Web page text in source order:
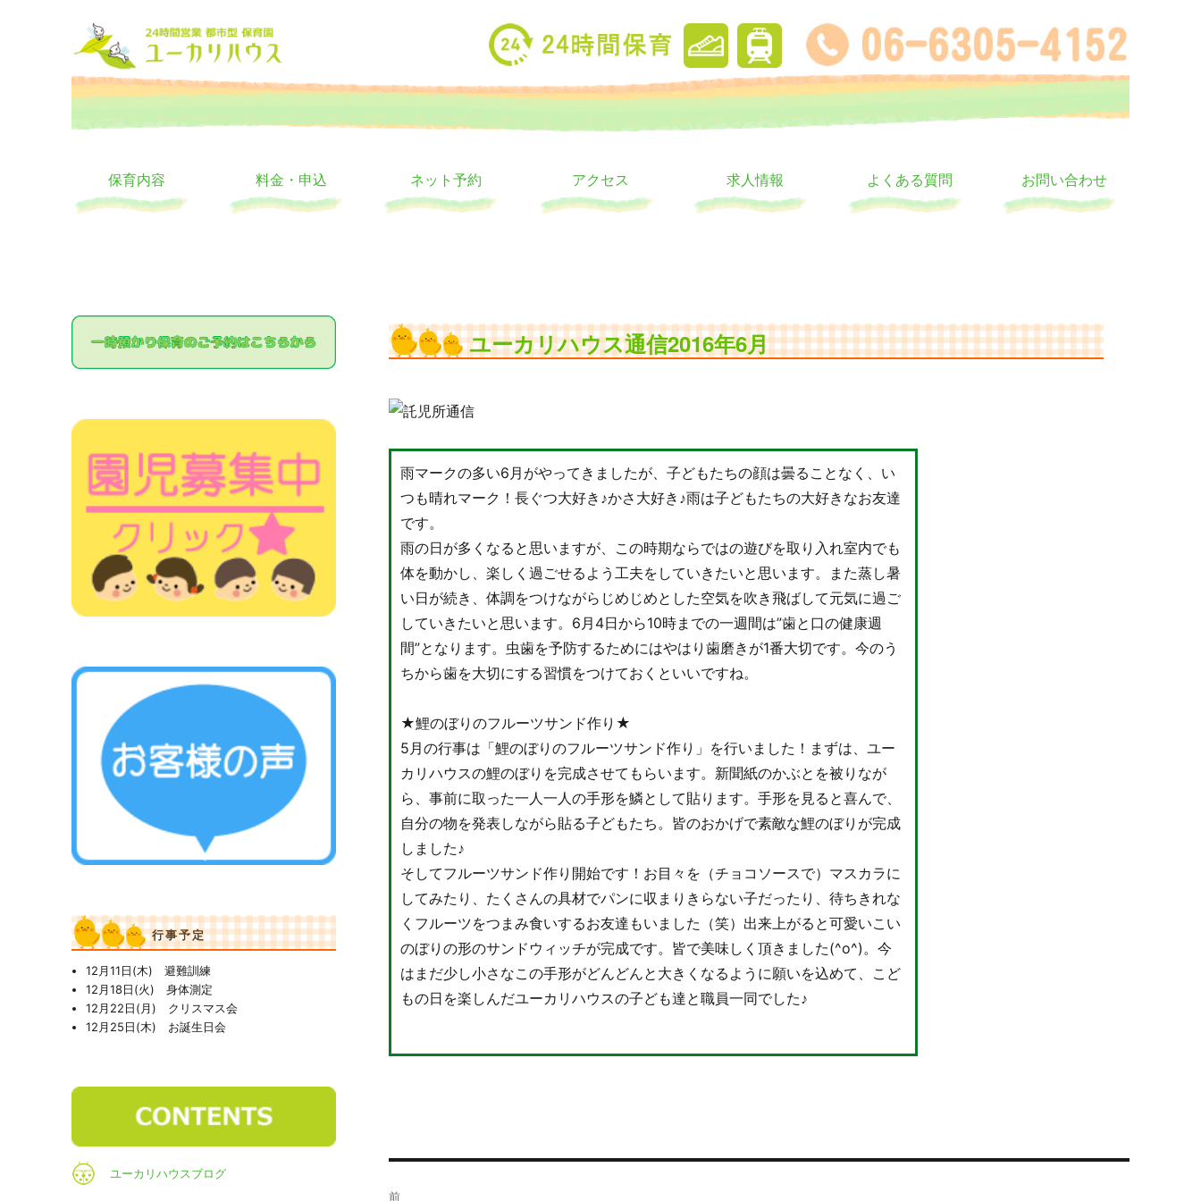
24時間託児所 ユーカリハウス
大阪の24時間託児所 ユーカリハウス 月極 一時保育 一時預かり
保育内容 料金・申込 ネット予約 アクセス 求人情報 よくある質問 お問い合わせ
ユーカリハウス通信2016年6月
雨マークの多い6月がやってきましたが、子どもたちの顔は曇ることなく、い
つも晴れマーク！長ぐつ大好き♪かさ大好き♪雨は子どもたちの大好きなお友達
です。
雨の日が多くなると思いますが、この時期ならではの遊びを取り入れ室内でも
体を動かし、楽しく過ごせるよう工夫をしていきたいと思います。また蒸し暑
い日が続き、体調をつけながらじめじめとした空気を吹き飛ばして元気に過ご
していきたいと思います。6月4日から10時までの一週間は”歯と口の健康週
間”となります。虫歯を予防するためにはやはり歯磨きが1番大切です。今のう
ちから歯を大切にする習慣をつけておくといいですね。
★鯉のぼりのフルーツサンド作り★
5月の行事は「鯉のぼりのフルーツサンド作り」を行いました！まずは、ユー
カリハウスの鯉のぼりを完成させてもらいます。新聞紙のかぶとを被りなが
ら、事前に取った一人一人の手形を鱗として貼ります。手形を見ると喜んで、
自分の物を発表しながら貼る子どもたち。皆のおかげで素敵な鯉のぼりが完成
しました♪
そしてフルーツサンド作り開始です！お目々を（チョコソースで）マスカラに
してみたり、たくさんの具材でパンに収まりきらない子だったり、待ちきれな
くフルーツをつまみ食いするお友達もいました（笑）出来上がると可愛いこい
のぼりの形のサンドウィッチが完成です。皆で美味しく頂きました(^o^)。今
はまだ少し小さなこの手形がどんどんと大きくなるように願いを込めて、こど
もの日を楽しんだユーカリハウスの子ども達と職員一同でした♪
前
行事予定
12月11日(木) 避難訓練
12月18日(火) 身体測定
12月22日(月) クリスマス会
12月25日(木) お誕生日会
ユーカリハウスブログ